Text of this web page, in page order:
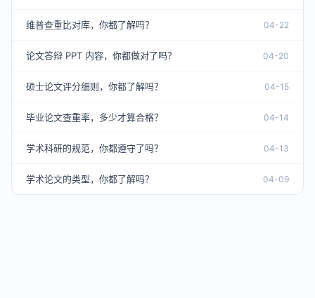
维普查重比对库，你都了解吗？ 04-22
论文答辩 PPT 内容，你都做对了吗？ 04-20
硕士论文评分细则，你都了解吗？ 04-15
毕业论文查重率，多少才算合格？ 04-14
学术科研的规范，你都遵守了吗？ 04-13
学术论文的类型，你都了解吗？ 04-09